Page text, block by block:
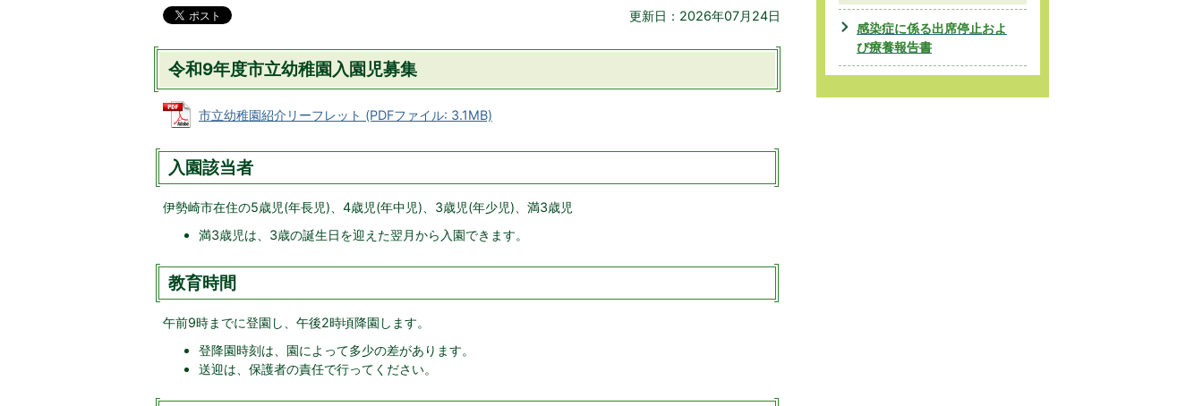
更新日：2026年07月24日
令和9年度市立幼稚園入園児募集
市立幼稚園紹介リーフレット (PDFファイル: 3.1MB)
入園該当者
伊勢崎市在住の5歳児(年長児)、4歳児(年中児)、3歳児(年少児)、満3歳児
満3歳児は、3歳の誕生日を迎えた翌月から入園できます。
教育時間
午前9時までに登園し、午後2時頃降園します。
登降園時刻は、園によって多少の差があります。
送迎は、保護者の責任で行ってください。
感染症に係る出席停止およ
び療養報告書